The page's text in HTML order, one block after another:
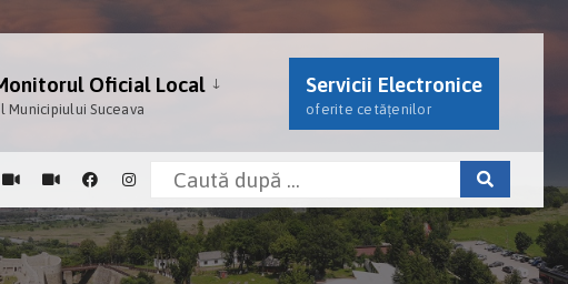
Oficial Local
Municipiului Suceava
Servicii Electronice
oferite cetățenilor